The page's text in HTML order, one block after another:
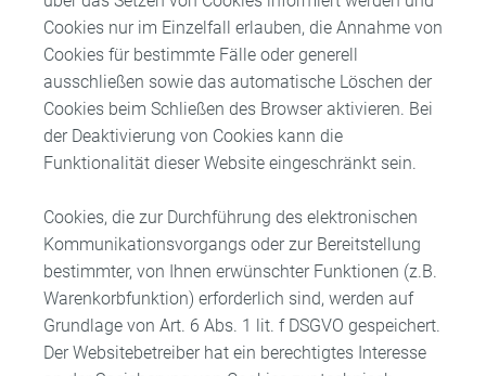
Cookies nur im Einzelfall erlauben, die Annahme von
Cookies für bestimmte Fälle oder generell
ausschließen sowie das automatische Löschen der
Cookies beim Schließen des Browser aktivieren. Bei
der Deaktivierung von Cookies kann die
Funktionalität dieser Website eingeschränkt sein.
Cookies, die zur Durchführung des elektronischen
Kommunikationsvorgangs oder zur Bereitstellung
bestimmter, von Ihnen erwünschter Funktionen (z.B.
Warenkorbfunktion) erforderlich sind, werden auf
Grundlage von Art. 6 Abs. 1 lit. f DSGVO gespeichert.
Der Websitebetreiber hat ein berechtigtes Interesse